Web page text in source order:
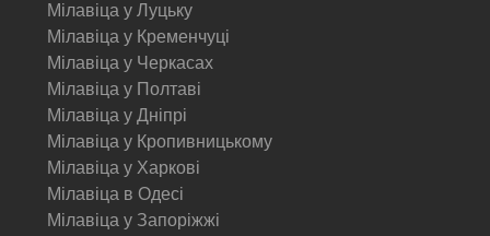
Мілавіца у Луцьку
Мілавіца у Кременчуці
Мілавіца у Черкасах
Мілавіца у Полтаві
Мілавіца у Дніпрі
Мілавіца у Кропивницькому
Мілавіца у Харкові
Мілавіца в Одесі
Мілавіца у Запоріжжі